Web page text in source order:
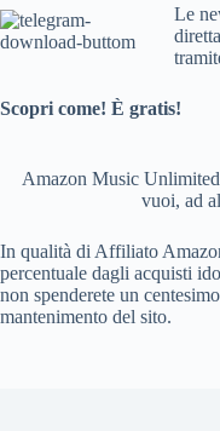
e
b
e
d
Le
Scopri come! È gratis!
Amazon Music
vuoi, ad
In qualità di Affiliato
percentuale dagli acquisti
non spenderete un
mantenimento del sito.